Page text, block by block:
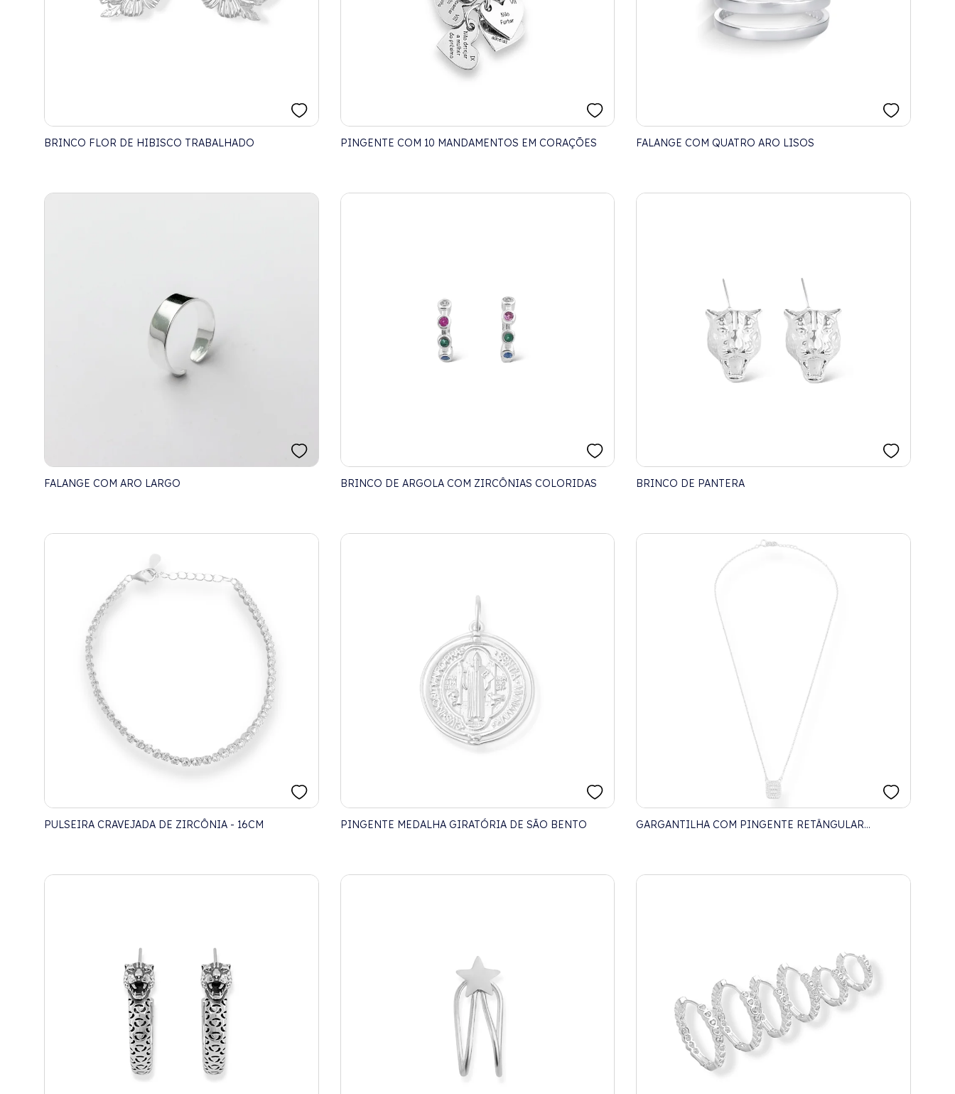
BRINCO FLOR DE HIBISCO TRABALHADO PINGENTE COM 10 MANDAMENTOS EM CORAÇÕES FALANGE COM QUATRO ARO LISOS
FALANGE COM ARO LARGO BRINCO DE ARGOLA COM ZIRCÔNIAS COLORIDAS BRINCO DE PANTERA
PULSEIRA CRAVEJADA DE ZIRCÔNIA - 16CM PINGENTE MEDALHA GIRATÓRIA DE SÃO BENTO
GARGANTILHA COM PINGENTE RETÂNGULAR